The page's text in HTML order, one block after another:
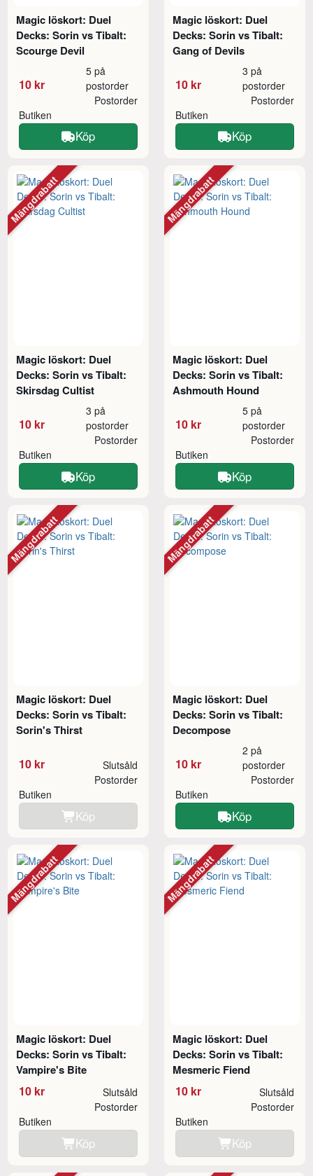
Magic löskort: Duel
Decks: Sorin vs Tibalt:
Scourge Devil
10 kr
5 på
postorder
Butiken
Postorder
Köp
Magic löskort: Duel
Decks: Sorin vs Tibalt:
Gang of Devils
10 kr
3 på
postorder
Butiken
Postorder
Köp
Magic löskort: Duel
Decks: Sorin vs Tibalt:
Skirsdag Cultist
10 kr
3 på
postorder
Butiken
Postorder
Köp
Mängdrabatt
Magic löskort: Duel
Decks: Sorin vs Tibalt:
Ashmouth Hound
10 kr
5 på
postorder
Butiken
Postorder
Köp
Mängdrabatt
Magic löskort: Duel
Decks: Sorin vs Tibalt:
Sorin's Thirst
10 kr Slutsåld
Butiken
Postorder
Köp
Mängdrabatt
Magic löskort: Duel
Decks: Sorin vs Tibalt:
Decompose
10 kr
2 på
postorder
Butiken
Postorder
Köp
Mängdrabatt
Magic löskort: Duel
Decks: Sorin vs Tibalt:
Vampire's Bite
10 kr Slutsåld
Butiken
Postorder
Köp
Mängdrabatt
Magic löskort: Duel
Decks: Sorin vs Tibalt:
Mesmeric Fiend
10 kr Slutsåld
Butiken
Postorder
Köp
Mängdrabatt